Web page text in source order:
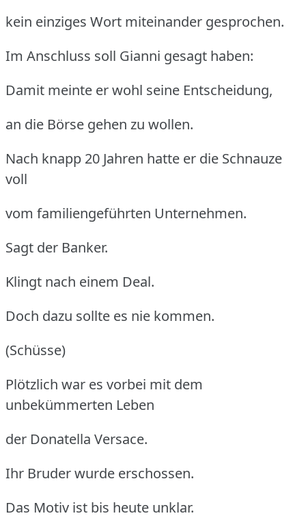
kein einziges Wort miteinander gesprochen.
Im Anschluss soll Gianni gesagt haben:
Damit meinte er wohl seine Entscheidung,
an die Börse gehen zu wollen.
Nach knapp 20 Jahren hatte er die Schnauze
voll
vom familiengeführten Unternehmen.
Sagt der Banker.
Klingt nach einem Deal.
Doch dazu sollte es nie kommen.
(Schüsse)
Plötzlich war es vorbei mit dem
unbekümmerten Leben
der Donatella Versace.
Ihr Bruder wurde erschossen.
Das Motiv ist bis heute unklar.